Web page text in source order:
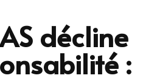
décline
: